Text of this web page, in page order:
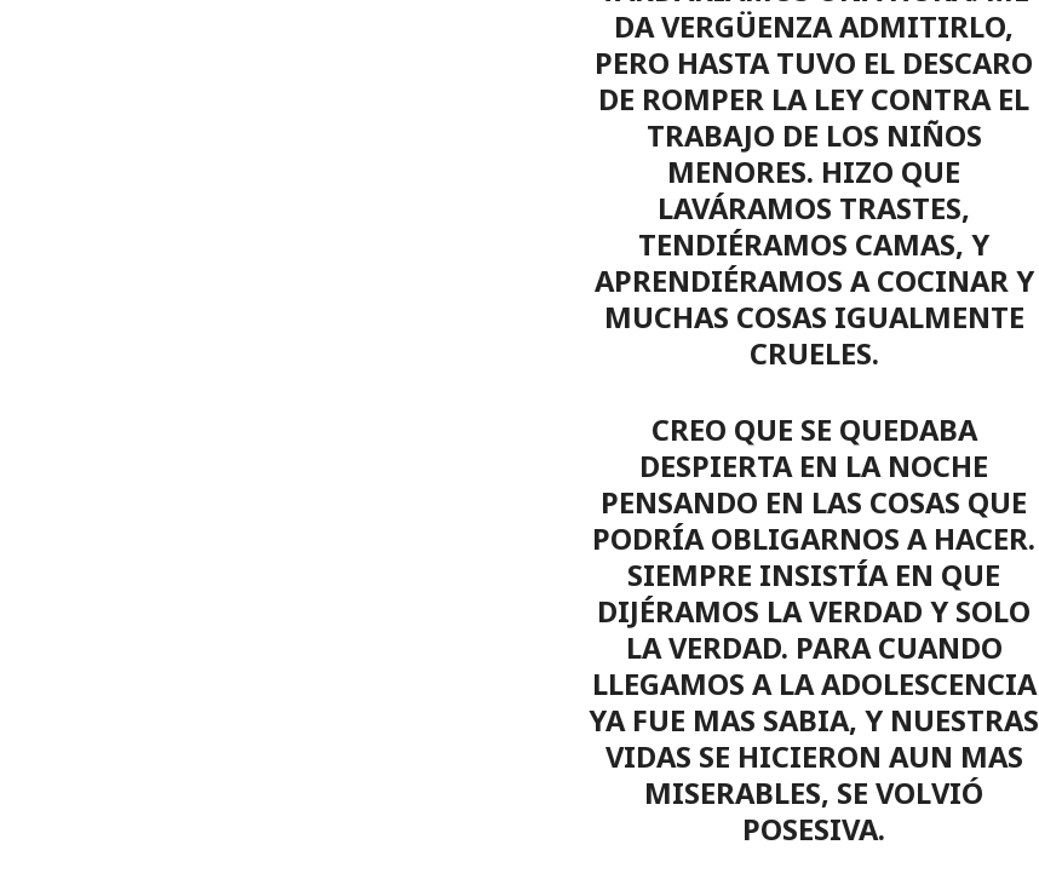
DA VERGÜENZA ADMITIRLO,
PERO HASTA TUVO EL DESCARO
DE ROMPER LA LEY CONTRA EL
TRABAJO DE LOS NIÑOS
MENORES. HIZO QUE
LAVÁRAMOS TRASTES,
TENDIÉRAMOS CAMAS, Y
APRENDIÉRAMOS A COCINAR Y
MUCHAS COSAS IGUALMENTE
CRUELES.
CREO QUE SE QUEDABA
DESPIERTA EN LA NOCHE
PENSANDO EN LAS COSAS QUE
PODRÍA OBLIGARNOS A HACER.
SIEMPRE INSISTÍA EN QUE
DIJÉRAMOS LA VERDAD Y SOLO
LA VERDAD. PARA CUANDO
LLEGAMOS A LA ADOLESCENCIA
YA FUE MAS SABIA, Y NUESTRAS
VIDAS SE HICIERON AUN MAS
MISERABLES, SE VOLVIÓ
POSESIVA.